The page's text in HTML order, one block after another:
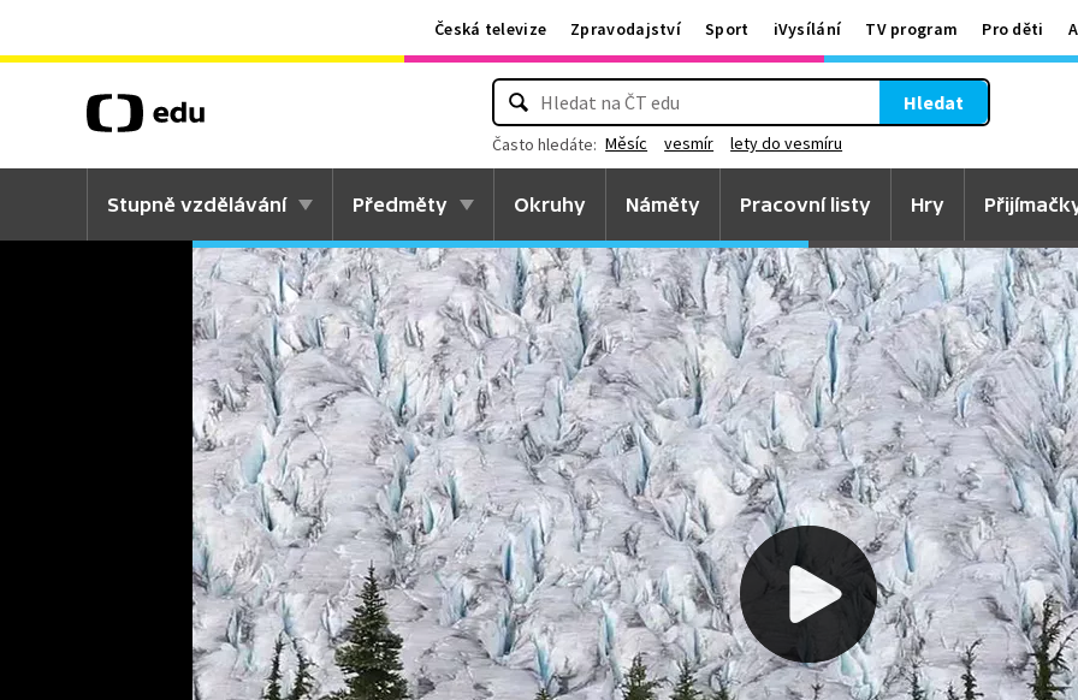
Česká televize Zpravodajství Sport iVysílání TV program Pro děti
Hledat
Často hledáte: Měsíc vesmír lety do vesmíru
Stupně vzdělávání Předměty Okruhy Náměty Pracovní listy Hry